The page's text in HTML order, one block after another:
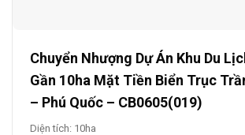
Chuyển Nhượng Dự Án Khu Du
Gần 10ha Mặt Tiền Biển Trục
– Phú Quốc – CB0605(019)
Diện tích: 10ha